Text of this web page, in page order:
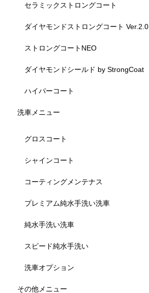
セラミックストロングコート
ダイヤモンドストロングコート Ver.2.0
ストロングコートNEO
ダイヤモンドシールド by StrongCoat
ハイパーコート
洗車メニュー
グロスコート
シャインコート
コーティングメンテナス
プレミアム純水手洗い洗車
純水手洗い洗車
スピード純水手洗い
洗車オプション
その他メニュー